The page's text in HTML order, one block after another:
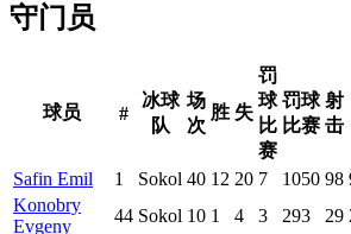
守门员
球员 #
冰球
队
场
次
胜 失
罚
球
比
赛
罚球
比赛
射
击
Safin Emil
1 Sokol 40 12 20 7 1050 98
Konobry
Evgeny
44 Sokol 10 1 4 3 293 29